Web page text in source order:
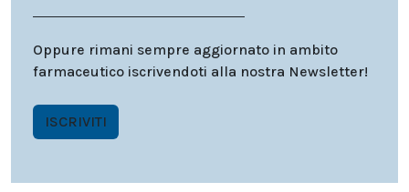
Oppure rimani sempre aggiornato in ambito
farmaceutico iscrivendoti alla nostra Newsletter!
ISCRIVITI